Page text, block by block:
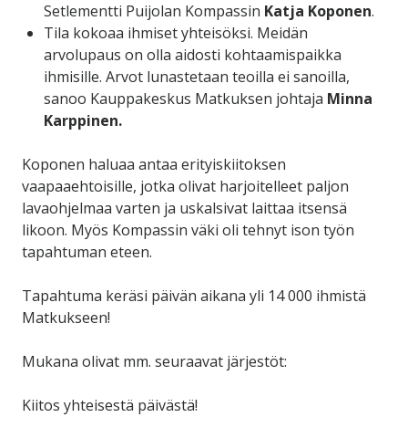
Setlementti Puijolan Kompassin Katja Koponen.
Tila kokoaa ihmiset yhteisöksi. Meidän
arvolupaus on olla aidosti kohtaamispaikka
ihmisille. Arvot lunastetaan teoilla ei sanoilla,
sanoo Kauppakeskus Matkuksen johtaja Minna
Karppinen.
Koponen haluaa antaa erityiskiitoksen
vaapaaehtoisille, jotka olivat harjoitelleet paljon
lavaohjelmaa varten ja uskalsivat laittaa itsensä
likoon. Myös Kompassin väki oli tehnyt ison työn
tapahtuman eteen.
Tapahtuma keräsi päivän aikana yli 14 000 ihmistä
Matkukseen!
Mukana olivat mm. seuraavat järjestöt:
Kiitos yhteisestä päivästä!